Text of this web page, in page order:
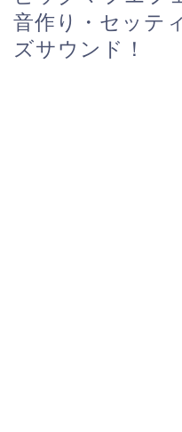
音作り・セッテ
ズサウンド！